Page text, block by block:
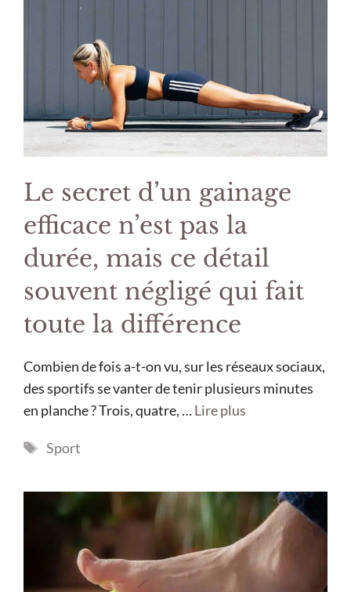
Le secret d’un gainage
efficace n’est pas la
durée, mais ce détail
souvent négligé qui fait
toute la différence
Combien de fois a-t-on vu, sur les réseaux sociaux,
des sportifs se vanter de tenir plusieurs minutes
en planche ? Trois, quatre, …Lire plus
Étiquettes
Sport